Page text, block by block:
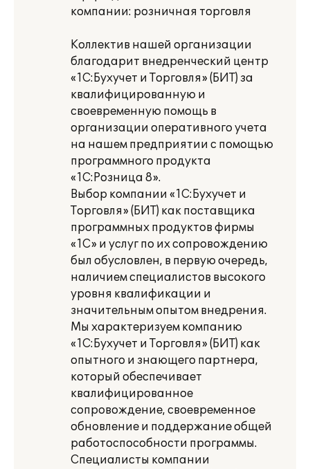
компании: розничная торговля
Коллектив нашей организации
благодарит внедренческий центр
«1С:Бухучет и Торговля» (БИТ) за
квалифицированную и
своевременную помощь в
организации оперативного учета
на нашем предприятии с помощью
программного продукта
«1С:Розница 8».
Выбор компании «1С:Бухучет и
Торговля» (БИТ) как поставщика
программных продуктов фирмы
«1С» и услуг по их сопровождению
был обусловлен, в первую очередь,
наличием специалистов высокого
уровня квалификации и
значительным опытом внедрения.
Мы характеризуем компанию
«1С:Бухучет и Торговля» (БИТ) как
опытного и знающего партнера,
который обеспечивает
квалифицированное
сопровождение, своевременное
обновление и поддержание общей
работоспособности программы.
Специалисты компании